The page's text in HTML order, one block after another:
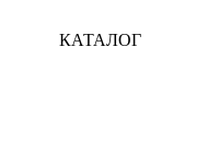
КАТАЛОГ